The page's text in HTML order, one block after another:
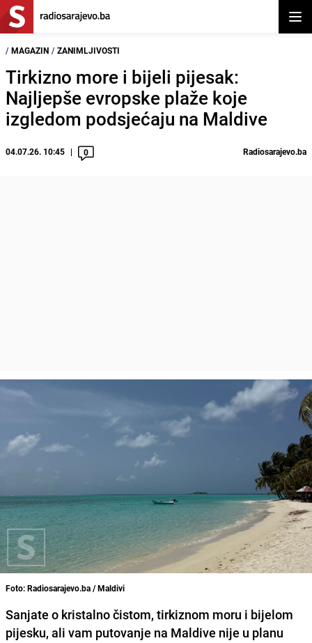
/ MAGAZIN / ZANIMLJIVOSTI
Tirkizno more i bijeli pijesak:
Najljepše evropske plaže koje
izgledom podsjećaju na Maldive
04.07.26. 10:45 0 Radiosarajevo.ba
Foto: Radiosarajevo.ba / Maldivi
Sanjate o kristalno čistom, tirkiznom moru i bijelom
pijesku, ali vam putovanje na Maldive nije u planu